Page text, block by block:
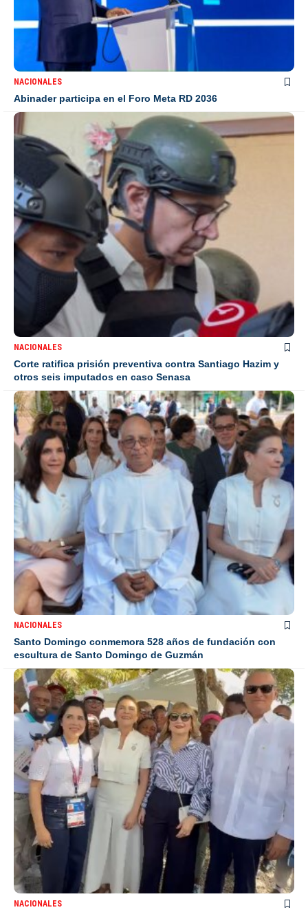
NACIONALES
Abinader participa en el Foro Meta RD 2036
NACIONALES
Corte ratifica prisión preventiva contra Santiago Hazim y
otros seis imputados en caso Senasa
NACIONALES
Santo Domingo conmemora 528 años de fundación con
escultura de Santo Domingo de Guzmán
NACIONALES